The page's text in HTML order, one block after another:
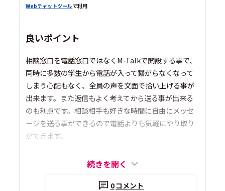
Webチャットツールで利用
良いポイント
相談窓口を電話窓口ではなくM-Talkで開設する事で、
同時に多数の学生から電話が入って繋がらなくなって
しまう心配もなく、全員の声を文面で拾い上げる事が
出来ます。また返信もよく考えてから送る事が出来る
のも利点です。相談相手も好きな時間に自由にメッセ
ージを送る事ができるので電話よりも気軽にやり取り
ができます。
続きを開く
0コメント